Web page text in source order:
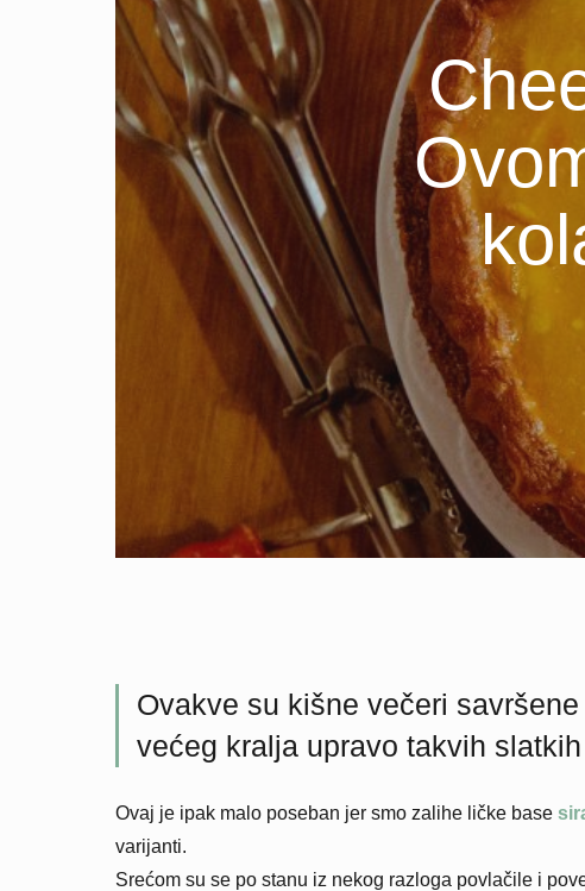
Ovakve su kišne večeri
većeg kralja upravo takvih
Ovaj je ipak malo poseban jer smo zalihe ličke base
varijanti.
Srećom su se po stanu iz nekog razloga povlačile i